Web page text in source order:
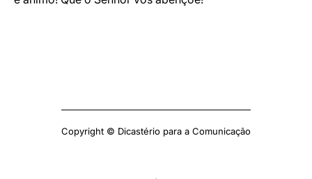
Copyright © Dicastério para a Comunicação